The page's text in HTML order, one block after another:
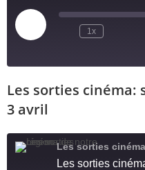
1x
RSS FEED
SHARE
EMBED
Les sorties cinéma:
3 avril
Les sorties